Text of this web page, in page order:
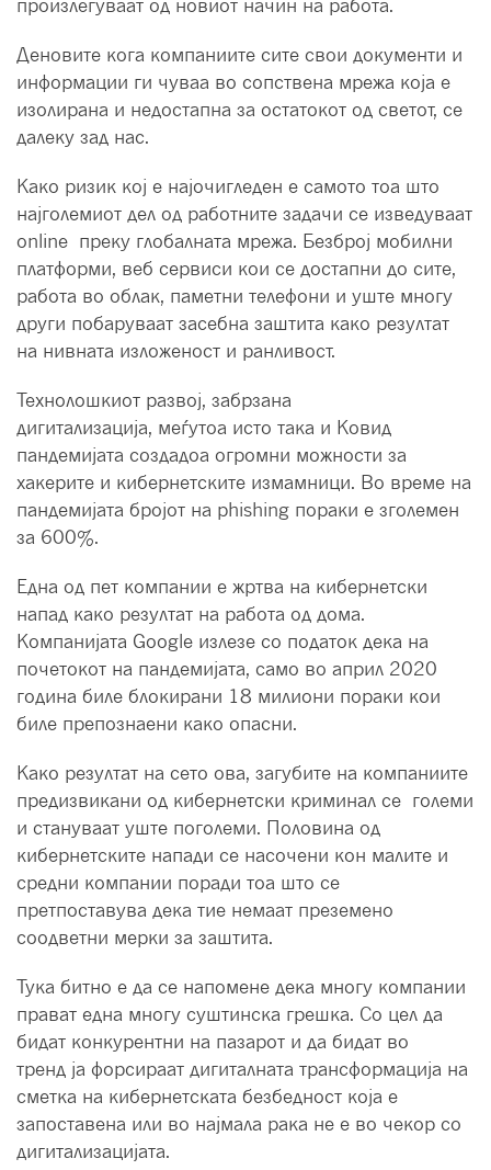
произлегуваат од новиот начин на работа.
Деновите кога компаниите сите свои документи и
информации ги чуваа во сопствена мрежа која е
изолирана и недостапна за остатокот од светот, се
далеку зад нас.
Како ризик кој е најочигледен е самото тоа што
најголемиот дел од работните задачи се изведуваат
online преку глобалната мрежа. Безброј мобилни
платформи, веб сервиси кои се достапни до сите,
работа во облак, паметни телефони и уште многу
други побаруваат засебна заштита како резултат
на нивната изложеност и ранливост.
Технолошкиот развој, забрзана
дигитализација, меѓутоа исто така и Ковид
пандемијата создадоа огромни можности за
хакерите и кибернетските измамници. Во време на
пандемијата бројот на phishing пораки е зголемен
за 600%.
Една од пет компании е жртва на кибернетски
напад како резултат на работа од дома.
Компанијата Google излезе со податок дека на
почетокот на пандемијата, само во април 2020
година биле блокирани 18 милиони пораки кои
биле препознаени како опасни.
Како резултат на сето ова, загубите на компаниите
предизвикани од кибернетски криминал се големи
и стануваат уште поголеми. Полoвина од
кибернетските напади се насочени кон малите и
средни компании поради тоа што се
претпоставува дека тие немаат преземено
соодветни мерки за заштита.
Тука битно е да се напомене дека многу компании
прават една многу суштинска грешка. Со цел да
бидат конкурентни на пазарот и да бидат во
тренд ја форсираат дигиталната трансформација на
сметка на кибернетската безбедност која е
запоставена или во најмала рака не е во чекор со
дигитализацијата.